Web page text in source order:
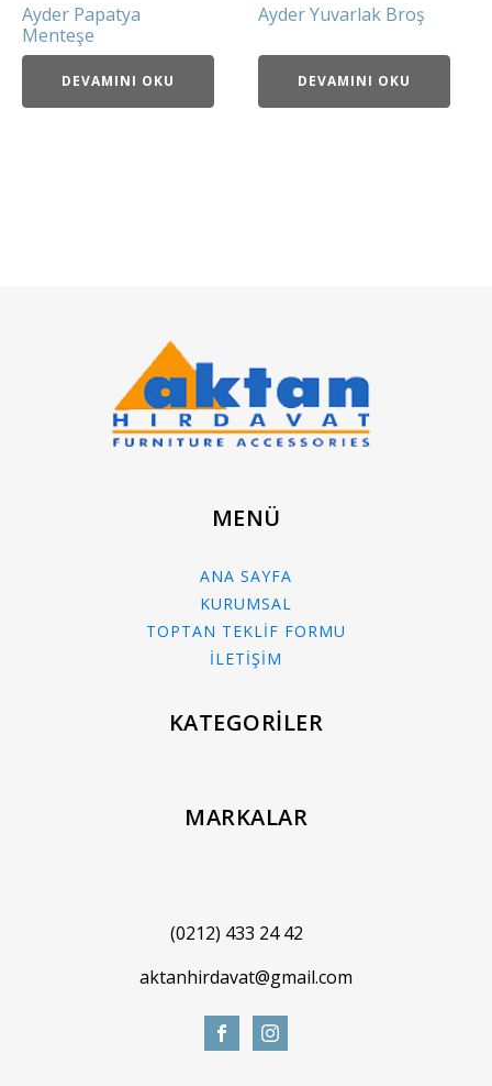
Ayder Papatya
Menteşe
DEVAMINI OKU
Ayder Yuvarlak Broş
DEVAMINI OKU
MENÜ
ANA SAYFA
KURUMSAL
TOPTAN TEKLİF FORMU
İLETİŞİM
KATEGORİLER
MARKALAR
(0212) 433 24 42
aktanhirdavat@gmail.com